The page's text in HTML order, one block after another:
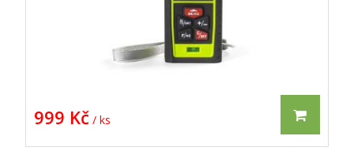
999 Kč / ks